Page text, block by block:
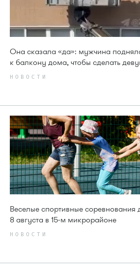
Она сказала «да»: мужчина
к балкону дома, чтобы сделать
НОВОСТИ
Веселые спортивные
8 августа в 15-м микрорайоне
НОВОСТИ